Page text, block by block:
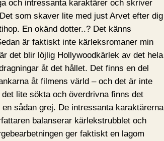
och intressanta karaktärer och skriver
som skaver lite med just Arvet efter dig
En okänd dotter..? Det känns
är faktiskt inte kärleksromaner min
det blir löjlig Hollywoodkärlek av det hela
åt det hållet. Det finns en del
åt filmens värld – och det är inte
lite sökta och överdrivna finns det
sådan grej. De intressanta karaktärerna
balanserar kärlekstrubblet och
ger faktiskt en lagom